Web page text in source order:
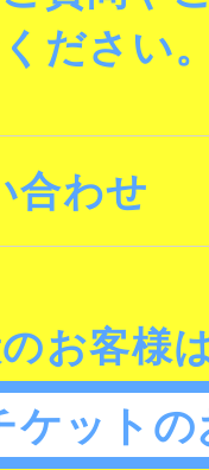
ださい
合わせ
お客様
ケット